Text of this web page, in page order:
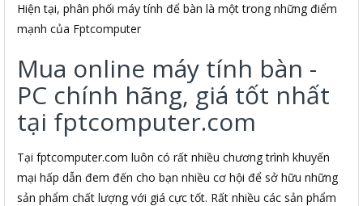
Hiện tại, phân phối máy tính để bàn là một trong những điểm
mạnh của Fptcomputer
Mua online máy tính bàn -
PC chính hãng, giá tốt nhất
tại fptcomputer.com
Tại fptcomputer.com luôn có rất nhiều chương trình khuyến
mại hấp dẫn đem đến cho bạn nhiều cơ hội để sở hữu những
sản phẩm chất lượng với giá cực tốt. Rất nhiều các sản phẩm